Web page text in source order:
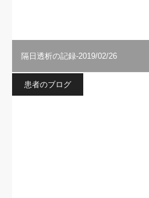
隔日透析の記録-2019/02/26
患者のブログ